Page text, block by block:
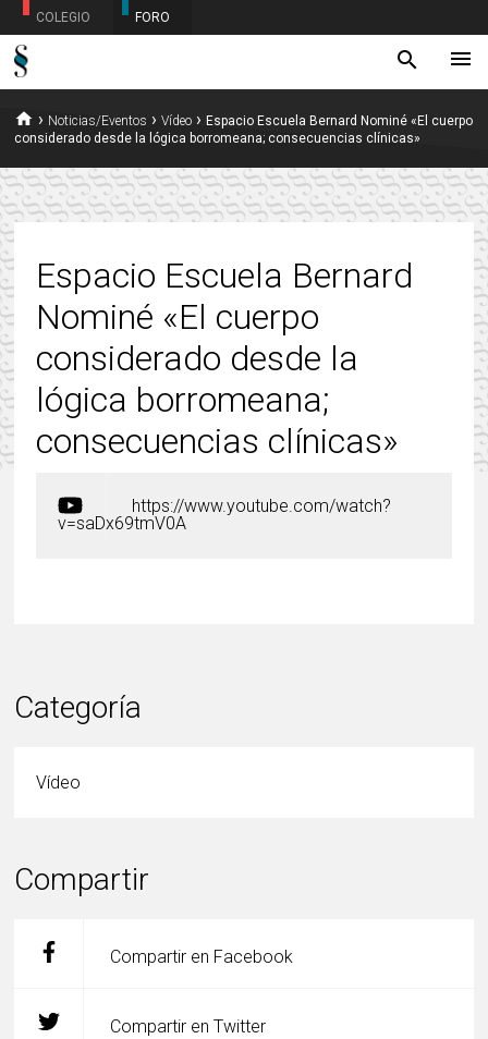
COLEGIO FORO
search menu
home › Noticias/Eventos ›Vídeo ›Espacio Escuela Bernard Nominé «El cuerpo
considerado desde la lógica borromeana; consecuencias clínicas»
Espacio Escuela Bernard
Nominé «El cuerpo
considerado desde la
lógica borromeana;
consecuencias clínicas»
https://www.youtube.com/watch?
v=saDx69tmV0A
Categoría
Vídeo
Compartir
Compartir en Facebook
Compartir en Twitter